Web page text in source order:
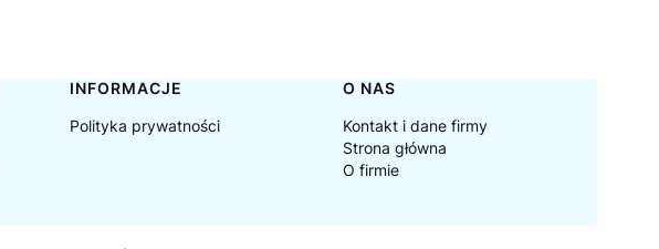
INFORMACJE
Polityka prywatności
O NAS
Kontakt i dane firmy
Strona główna
O firmie